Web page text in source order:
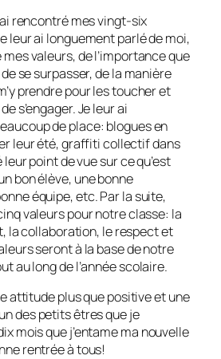
rencontré mes vingt-six
leur ai longuement parlé de moi,
valeurs, de l’importance que
se surpasser, de la manière
prendre pour les toucher et
s’engager. Je leur ai
de place: blogues en
leur été, graffiti collectif dans
point de vue sur ce qu’est
bon élève, une bonne
équipe, etc. Par la suite,
valeurs pour notre classe: la
la collaboration, le respect et
seront à la base de notre
au long de l’année scolaire.
attitude plus que positive et une
des petits êtres que je
mois que j’entame ma nouvelle
rentrée à tous!